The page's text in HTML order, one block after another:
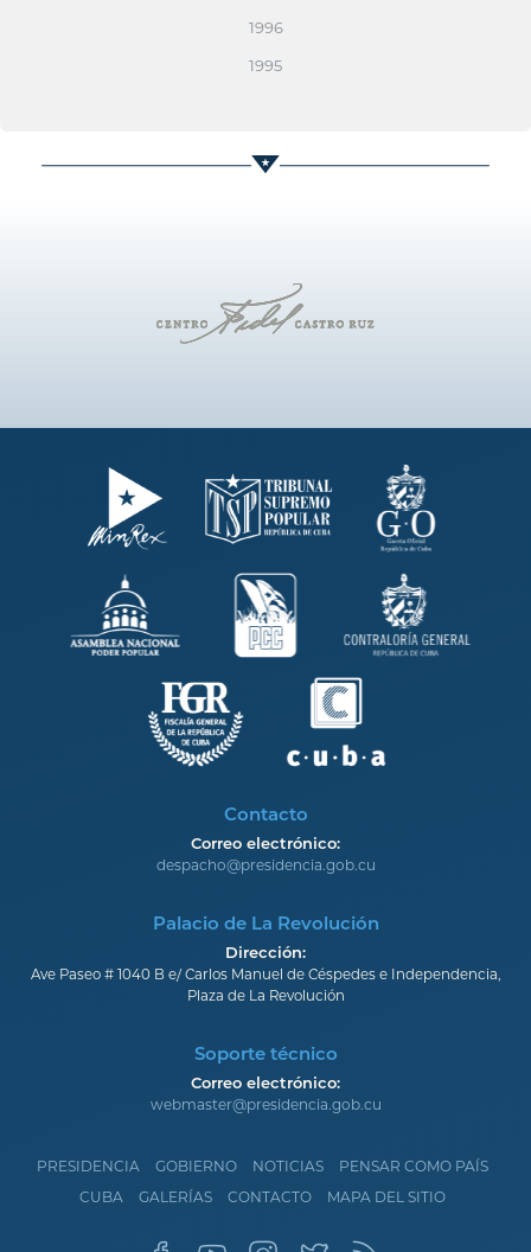
1996
1995
Contacto
Correo electrónico:
despacho@presidencia.gob.cu
Palacio de La Revolución
Dirección:
Ave Paseo # 1040 B e/ Carlos Manuel de Céspedes e Independencia,
Plaza de La Revolución
Soporte técnico
Correo electrónico:
webmaster@presidencia.gob.cu
PRESIDENCIA GOBIERNO NOTICIAS
PENSAR COMO PAÍS
CUBA
GALERÍAS CONTACTO MAPA DEL SITIO